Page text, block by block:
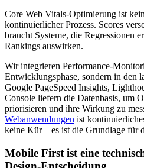
Core Web Vitals-Optimierung ist
kontinuierlicher Prozess. Scores
braucht Systeme, die Regressionen
Rankings auswirken.
Wir integrieren Performance-
Entwicklungsphase, sondern in den
Google PageSpeed Insights,
Console liefern die Datenbasis, um
priorisieren und ihre Wirkung zu
Webanwendungen ist
keine Kür – es ist die Grundlage für
Mobile First ist eine